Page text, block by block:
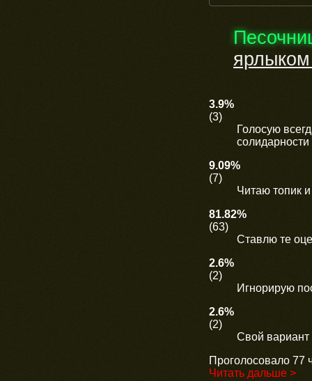
3.9%
(3)
Голосую
солидарности
9.09%
(7)
Читаю топик
81.82%
(63)
Ставлю те
2.6%
(2)
Игнорирую
2.6%
(2)
Свой вариант
Проголосовало 77
Читать дальше >